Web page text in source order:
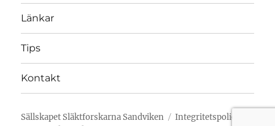
Länkar
Tips
Kontakt
Sällskapet Släktforskarna Sandviken
Integritetspolicy